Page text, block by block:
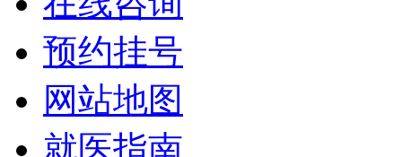
预约挂号
网站地图
就医指南